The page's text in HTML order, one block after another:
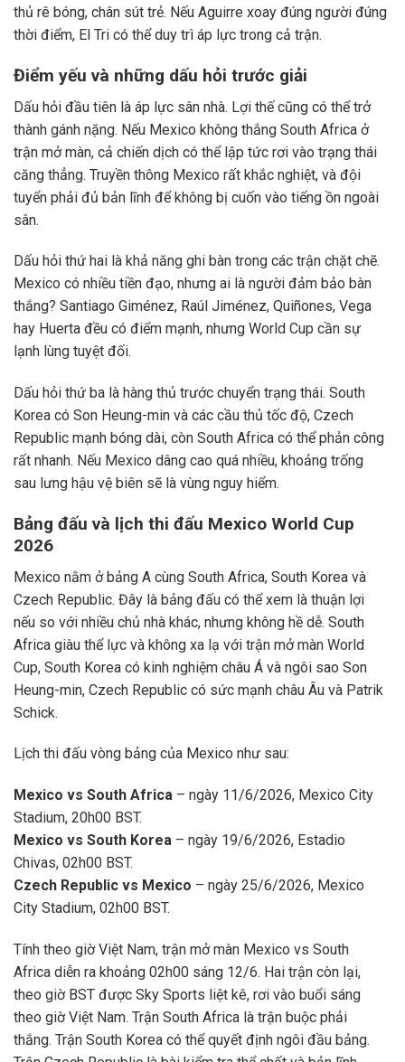
thủ rê bóng, chân sút trẻ. Nếu Aguirre xoay đúng người đúng
thời điểm, El Tri có thể duy trì áp lực trong cả trận.
Điểm yếu và những dấu hỏi trước giải
Dấu hỏi đầu tiên là áp lực sân nhà. Lợi thế cũng có thể trở
thành gánh nặng. Nếu Mexico không thắng South Africa ở
trận mở màn, cả chiến dịch có thể lập tức rơi vào trạng thái
căng thẳng. Truyền thông Mexico rất khắc nghiệt, và đội
tuyển phải đủ bản lĩnh để không bị cuốn vào tiếng ồn ngoài
sân.
Dấu hỏi thứ hai là khả năng ghi bàn trong các trận chặt chẽ.
Mexico có nhiều tiền đạo, nhưng ai là người đảm bảo bàn
thắng? Santiago Giménez, Raúl Jiménez, Quiñones, Vega
hay Huerta đều có điểm mạnh, nhưng World Cup cần sự
lạnh lùng tuyệt đối.
Dấu hỏi thứ ba là hàng thủ trước chuyển trạng thái. South
Korea có Son Heung-min và các cầu thủ tốc độ, Czech
Republic mạnh bóng dài, còn South Africa có thể phản công
rất nhanh. Nếu Mexico dâng cao quá nhiều, khoảng trống
sau lưng hậu vệ biên sẽ là vùng nguy hiểm.
Bảng đấu và lịch thi đấu Mexico World Cup
2026
Mexico nằm ở bảng A cùng South Africa, South Korea và
Czech Republic. Đây là bảng đấu có thể xem là thuận lợi
nếu so với nhiều chủ nhà khác, nhưng không hề dễ. South
Africa giàu thể lực và không xa lạ với trận mở màn World
Cup, South Korea có kinh nghiệm châu Á và ngôi sao Son
Heung-min, Czech Republic có sức mạnh châu Âu và Patrik
Schick.
Lịch thi đấu vòng bảng của Mexico như sau:
Mexico vs South Africa – ngày 11/6/2026, Mexico City
Stadium, 20h00 BST.
Mexico vs South Korea – ngày 19/6/2026, Estadio
Chivas, 02h00 BST.
Czech Republic vs Mexico – ngày 25/6/2026, Mexico
City Stadium, 02h00 BST.
Tính theo giờ Việt Nam, trận mở màn Mexico vs South
Africa diễn ra khoảng 02h00 sáng 12/6. Hai trận còn lại,
theo giờ BST được Sky Sports liệt kê, rơi vào buổi sáng
theo giờ Việt Nam. Trận South Africa là trận buộc phải
thắng. Trận South Korea có thể quyết định ngôi đầu bảng.